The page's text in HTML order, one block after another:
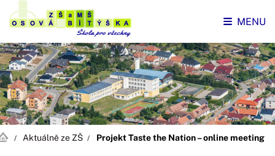
MENU
Aktuálně ze ZŠ Projekt Taste the Nation – online meeting